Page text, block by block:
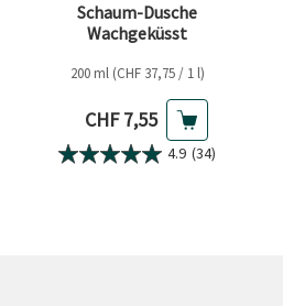
Schaum-Dusche
Wachgeküsst
200 ml (CHF 37,75 / 1 l)
Aktueller Preis
CHF 7,55
4.9 (34)